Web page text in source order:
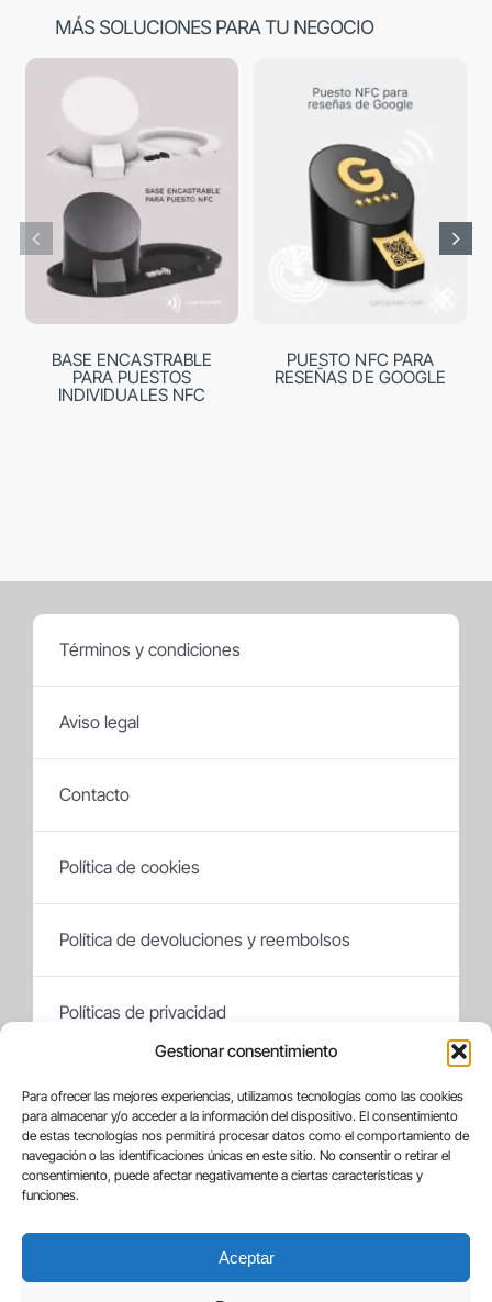
Gestionar consentimiento
Para ofrecer las mejores experiencias, utilizamos tecnologías como las cookies
para almacenar y/o acceder a la información del dispositivo. El consentimiento
de estas tecnologías nos permitirá procesar datos como el comportamiento de
navegación o las identificaciones únicas en este sitio. No consentir o retirar el
consentimiento, puede afectar negativamente a ciertas características y
funciones.
Aceptar
MÁS SOLUCIONES PARA TU NEGOCIO
BASE ENCASTRABLE
PARA PUESTOS
INDIVIDUALES NFC
PUESTO NFC PARA
RESEÑAS DE GOOGLE
Términos y condiciones
Aviso legal
Contacto
Política de cookies
Política de devoluciones y reembolsos
Políticas de privacidad
© COPYRIGHT 2020 - 2025 · CADA PIXEL STUDIO - TODOS
LOS DERECHOS RESERVADOS
Nuestro socio de negocios